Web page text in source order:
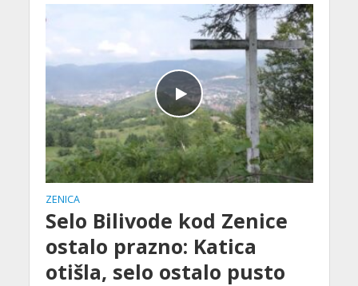
ZENICA
Selo Bilivode kod Zenice
ostalo prazno: Katica
otišla, selo ostalo pusto